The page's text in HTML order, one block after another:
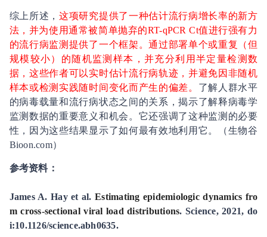
综上所述，这项研究提供了一种估计流行病增长率的新方
法，并为使用通常被简单抛弃的RT-qPCR Ct值进行强有力
的流行病监测提供了一个框架。通过部署单个或重复（但
规模较小）的随机监测样本，并充分利用半定量检测数
据，这些作者可以实时估计流行病轨迹，并避免因非随机
样本或检测实践随时间变化而产生的偏差。 了解人群水平
的病毒载量和流行病状态之间的关系，揭示了解释病毒学
监测数据的重要意义和机会。它还强调了这种监测的必要
性，因为这些结果显示了如何最有效地利用它。（生物谷
Bioon.com）
参考资料：
James A. Hay et al.Estimating epidemiologic dynamics fro
m cross-sectional viral load distributions. Science, 2021, do
i:10.1126/science.abh0635.